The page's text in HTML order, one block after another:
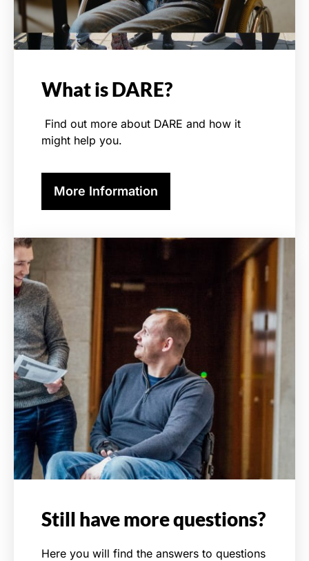
What is DARE?
Find out more about DARE and how it
might help you.
More Information
Still have more questions?
Here you will find the answers to questions